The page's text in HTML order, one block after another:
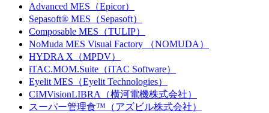
Advanced MES（Epicor）
Sepasoft® MES（Sepasoft）
Composable MES（TULIP）
NoMuda MES Visual Factory （NOMUDA）
HYDRA X（MPDV）
iTAC.MOM.Suite（iTAC Software）
Eyelit MES（Eyelit Technologies）
CIMVisionLIBRA（横河電機株式会社）
スーパー管理食™（アズビル株式会社）